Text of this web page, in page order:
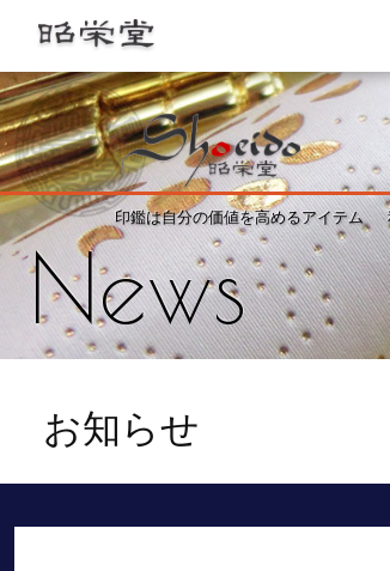
印鑑は自分の価値を高めるアイテム
News
お知らせ